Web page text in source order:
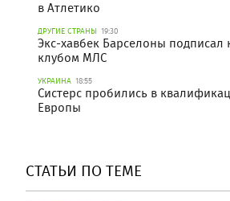
в Атлетико
ДРУГИЕ СТРАНЫ 19:30
Экс-хавбек Барселоны подписал
клубом МЛС
УКРАИНА 18:55
Систерс пробились в
Европы
СТАТЬИ ПО ТЕМЕ